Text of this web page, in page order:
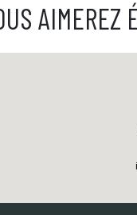
AIMEREZ